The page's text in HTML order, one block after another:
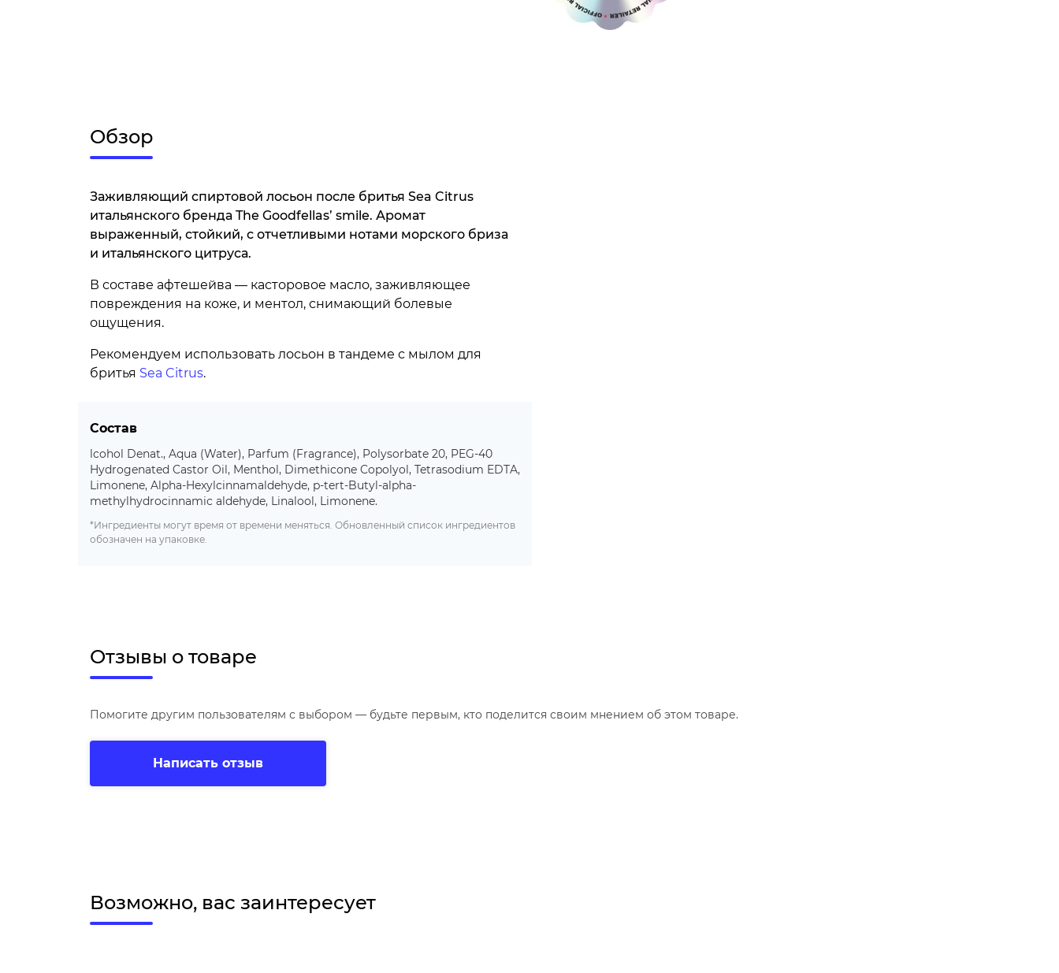
Обзор
Заживляющий спиртовой лосьон после бритья Sea Citrus
итальянского бренда The Goodfellas’ smile. Аромат
выраженный, стойкий, с отчетливыми нотами морского бриза
и итальянского цитруса.
В составе афтешейва — касторовое масло, заживляющее
повреждения на коже, и ментол, снимающий болевые
ощущения.
Рекомендуем использовать лосьон в тандеме с мылом для
бритья Sea Citrus.
Состав
lcohol Denat., Aqua (Water), Parfum (Fragrance), Polysorbate 20, PEG-40
Hydrogenated Castor Oil, Menthol, Dimethicone Copolyol, Tetrasodium EDTA,
Limonene, Alpha-Hexylcinnamaldehyde, p-tert-Butyl-alpha-
methylhydrocinnamic aldehyde, Linalool, Limonene.
*Ингредиенты могут время от времени меняться. Обновленный список ингредиентов
обозначен на упаковке.
Отзывы о товаре
Помогите другим пользователям с выбором — будьте первым, кто поделится своим мнением об этом товаре.
Написать отзыв
Возможно, вас заинтересует